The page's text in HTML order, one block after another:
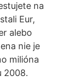
na
Eur,
alebo
nie je
milióna
2008.